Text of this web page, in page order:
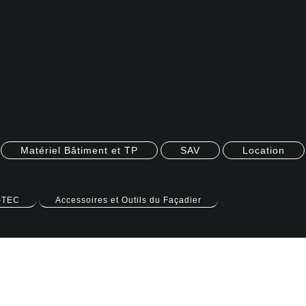
Matériel Bâtiment et TP SAV Location
Accessoires et Outils du Façadier